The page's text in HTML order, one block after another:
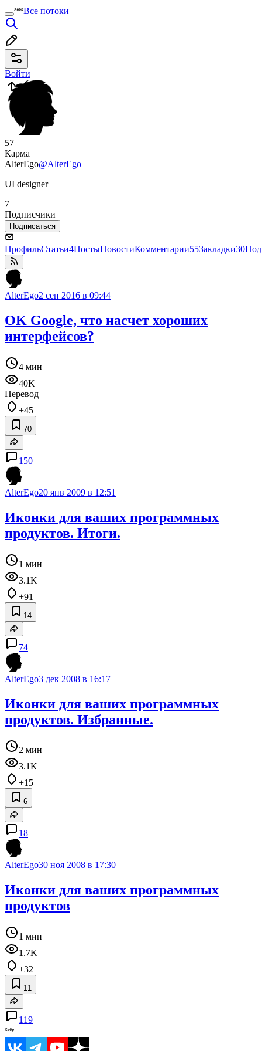
Все потоки
Войти
57
Карма
AlterEgo@AlterEgo
UI designer
7
Подписчики
Подписаться
ПрофильСтатьи4ПостыНовостиКомментарии55Закладки30
AlterEgo2 сен 2016 в 09:44
OK Google, что насчет хороших
интерфейсов?
4 мин
40K
Перевод
+45
70
150
AlterEgo20 янв 2009 в 12:51
Иконки для ваших программных
продуктов. Итоги.
1 мин
3.1K
+91
14
74
AlterEgo3 дек 2008 в 16:17
Иконки для ваших программных
продуктов. Избранные.
2 мин
3.1K
+15
6
18
AlterEgo30 ноя 2008 в 17:30
Иконки для ваших программных
продуктов
1 мин
1.7K
+32
11
119